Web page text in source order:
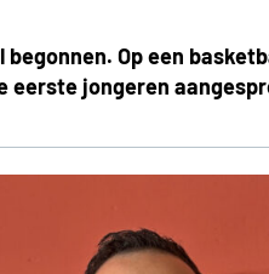
begonnen. Op een
eerste jongeren